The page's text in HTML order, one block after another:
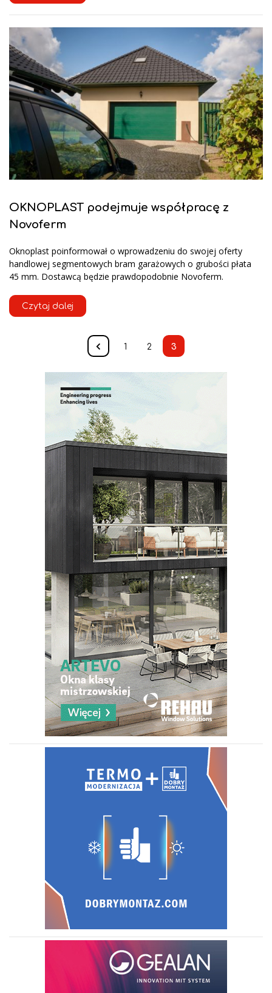
OKNOPLAST podejmuje współpracę z
Novoferm
Oknoplast poinformował o wprowadzeniu do swojej oferty
handlowej segmentowych bram garażowych o grubości płata
45 mm. Dostawcą będzie prawdopodobnie Novoferm.
Czytaj dalej
1 2 3